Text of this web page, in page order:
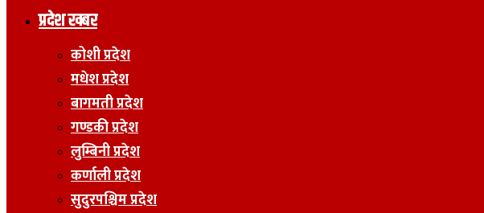
प्रदेश खबर
कोशी प्रदेश
मधेश प्रदेश
बागमती प्रदेश
गण्डकी प्रदेश
लुम्बिनी प्रदेश
कर्णाली प्रदेश
सुदुरपश्चिम प्रदेश